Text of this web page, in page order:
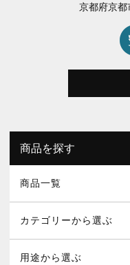
京都府京都
商品を探す
商品一覧
カテゴリーから選ぶ
用途から選ぶ